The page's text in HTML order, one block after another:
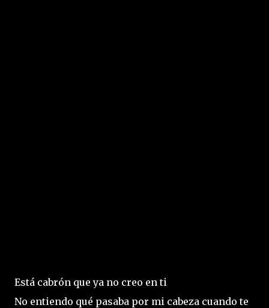
Está cabrón que ya no creo en ti
No entiendo qué pasaba por mi cabeza cuando te